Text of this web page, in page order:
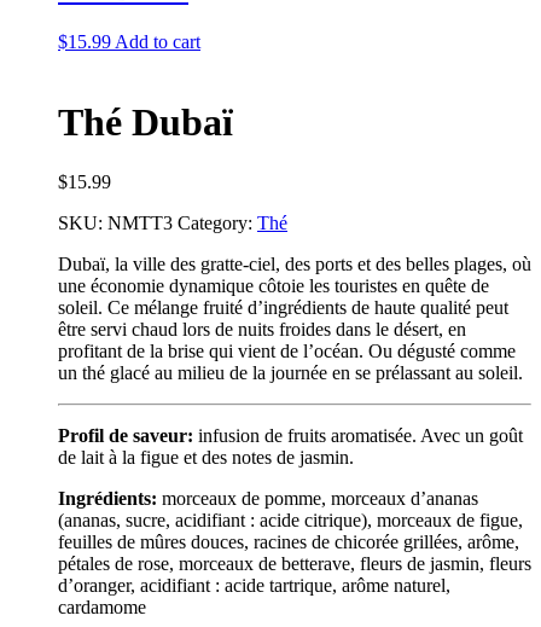
$15.99 Add to cart
Thé Dubaï
$15.99
SKU: NMTT3 Category: Thé
Dubaï, la ville des gratte-ciel, des ports et des belles plages, où
une économie dynamique côtoie les touristes en quête de
soleil. Ce mélange fruité d’ingrédients de haute qualité peut
être servi chaud lors de nuits froides dans le désert, en
profitant de la brise qui vient de l’océan. Ou dégusté comme
un thé glacé au milieu de la journée en se prélassant au soleil.
Profil de saveur: infusion de fruits aromatisée. Avec un goût
de lait à la figue et des notes de jasmin.
Ingrédients: morceaux de pomme, morceaux d’ananas
(ananas, sucre, acidifiant : acide citrique), morceaux de figue,
feuilles de mûres douces, racines de chicorée grillées, arôme,
pétales de rose, morceaux de betterave, fleurs de jasmin, fleurs
d’oranger, acidifiant : acide tartrique, arôme naturel,
cardamome